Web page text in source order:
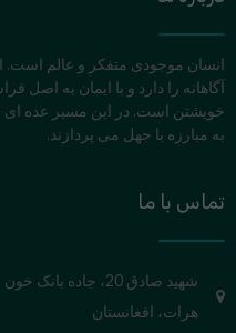
انسان موجودی متفکر و عالم است.
آگاهانه را دارد و با ایمان به
خویشتن است. در این مسیر عده ای
به مبارزه با جهل می پردازند.
تماس با ما
شهید صادق 20، جاده بانک خون
هرات، افغانستان